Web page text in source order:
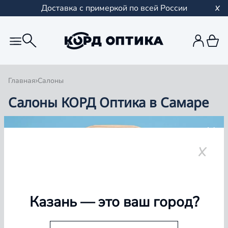
Доставка с примеркой по всей России
Главная Салоны
Салоны КОРД Оптика в Самаре
Группа компаний «Корд Оптика» - это более 100
Казань— это ваш город?